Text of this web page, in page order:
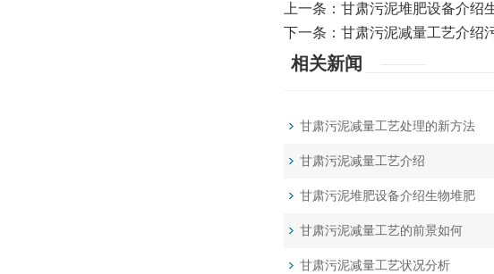
上一条： 甘肃污泥堆肥设备介绍
下一条： 甘肃污泥减量工艺介绍
相关新闻
甘肃污泥减量工艺处理的新方法
甘肃污泥减量工艺介绍
甘肃污泥堆肥设备介绍生物堆肥
甘肃污泥减量工艺的前景如何
甘肃污泥减量工艺状况分析